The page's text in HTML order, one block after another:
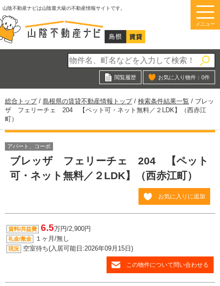
このページの本文へ
山陰不動産ナビは山陰最大級の不動産情報サイトです。
メニュー
閲覧履歴 お気に入り物件： 0件
現
在
の
位
総合トップ/ 島根県の賃貸不動産情報トップ/ 検索条件結果一覧 / ブレッ
ザ フェリーチェ 204 【ペット可・ネット無料／２LDK】（西赤江
町）
アパート、コーポ
ブレッザ フェリーチェ 204 【ペット
可・ネット無料／２LDK】（西赤江町）
お気に入りに追加
賃料/共益費 6.5万円/2,900円
礼金/敷金 １ヶ月/無し
現況 空室待ち(入居可能日:2026年09月15日)
この物件について問い合わせる